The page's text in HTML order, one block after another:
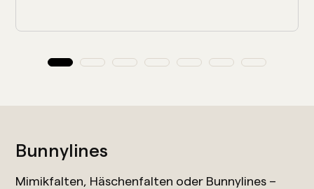
Bunnylines
Mimikfalten, Häschenfalten oder Bunnylines –